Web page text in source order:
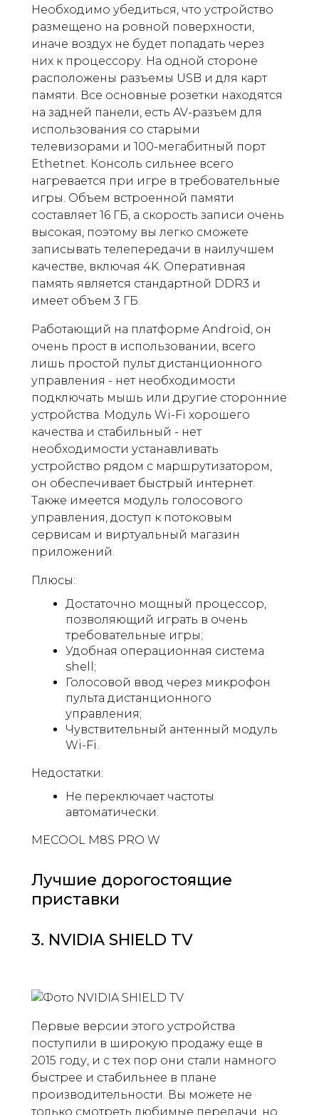
Необходимо убедиться, что устройство
размещено на ровной поверхности,
иначе воздух не будет попадать через
них к процессору. На одной стороне
расположены разъемы USB и для карт
памяти. Все основные розетки находятся
на задней панели, есть AV-разъем для
использования со старыми
телевизорами и 100-мегабитный порт
Ethetnet. Консоль сильнее всего
нагревается при игре в требовательные
игры. Объем встроенной памяти
составляет 16 ГБ, а скорость записи очень
высокая, поэтому вы легко сможете
записывать телепередачи в наилучшем
качестве, включая 4K. Оперативная
память является стандартной DDR3 и
имеет объем 3 ГБ.
Работающий на платформе Android, он
очень прост в использовании, всего
лишь простой пульт дистанционного
управления - нет необходимости
подключать мышь или другие сторонние
устройства. Модуль Wi-Fi хорошего
качества и стабильный - нет
необходимости устанавливать
устройство рядом с маршрутизатором,
он обеспечивает быстрый интернет.
Также имеется модуль голосового
управления, доступ к потоковым
сервисам и виртуальный магазин
приложений.
Плюсы:
Достаточно мощный процессор,
позволяющий играть в очень
требовательные игры;
Удобная операционная система
shell;
Голосовой ввод через микрофон
пульта дистанционного
управления;
Чувствительный антенный модуль
Wi-Fi.
Недостатки:
Не переключает частоты
автоматически.
MECOOL M8S PRO W
Лучшие дорогостоящие
приставки
3. NVIDIA SHIELD TV
Первые версии этого устройства
поступили в широкую продажу еще в
2015 году, и с тех пор они стали намного
быстрее и стабильнее в плане
производительности. Вы можете не
только смотреть любимые передачи, но